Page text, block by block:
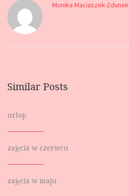
Monika Maciaszek-Zdunek
Similar Posts
urlop
zajęcia w czerwcu
zajęcia w maju